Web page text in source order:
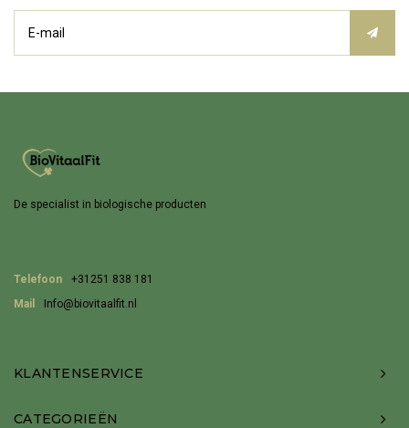
De specialist in biologische producten
Telefoon
+31251 838 181
Mail
Info@biovitaalfit.nl
KLANTENSERVICE
CATEGORIEËN